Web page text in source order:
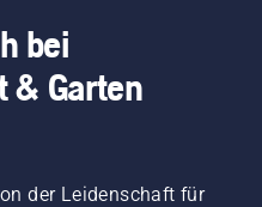
bei
& Garten
der Leidenschaft für